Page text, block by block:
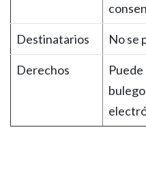
Destinatarios No se
Derechos